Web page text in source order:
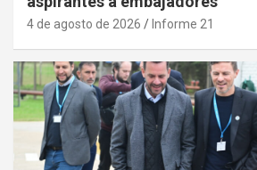
4 de agosto de 2026 Informe 21